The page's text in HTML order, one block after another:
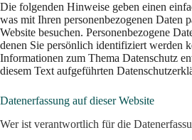
Die folgenden Hinweise geben einen
was mit Ihren personenbezogenen Daten
Website besuchen. Personenbezogene
denen Sie persönlich identifiziert werden
Informationen zum Thema Datenschutz
diesem Text aufgeführten
Datenerfassung auf dieser Website
Wer ist verantwortlich für die